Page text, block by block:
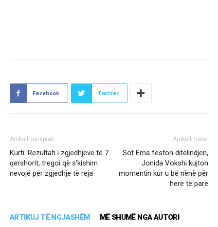
Facebook Twitter
Artikulli paraprak
Kurti: Rezultati i zgjedhjeve të 7
qershorit, tregoi që s’kishim
nevojë për zgjedhje të reja
Artikulli tjetër
Sot Ema feston ditëlindjen,
Jonida Vokshi kujton
momentin kur u bë nënë për
herë të parë
ARTIKUJ TË NGJASHËM MË SHUMË NGA AUTORI